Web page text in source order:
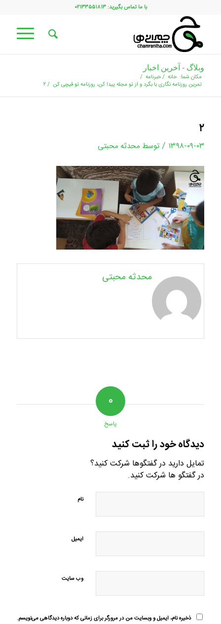
با ما تماس بگیرید: ۰۲۱۳۳۵۵۱۸۱۳
وبلاگ - آخرین اخبار
مکان شما: خانه /خبرنامه /
تمرین روزنامه نگاری با بگرد و از تو مجله پيدا كن، روزنامه تو قيچى كن /۲
۲
۱۳۹۸-۰۹-۰۳ / توسط محدثه محبتی
محدثه محبتی
۰
پاسخ
دیدگاه خود را ثبت کنید
تمایل دارید در گفتگوها شرکت کنید؟
در گفتگو ها شرکت کنید.
نام
ایمیل
وب‌ سایت
ذخیره نام، ایمیل و وبسایت من در مرورگر برای زمانی که دوباره دیدگاهی می‌نویسم.